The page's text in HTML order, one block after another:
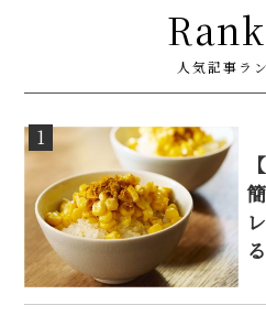
人気記事ラ
1